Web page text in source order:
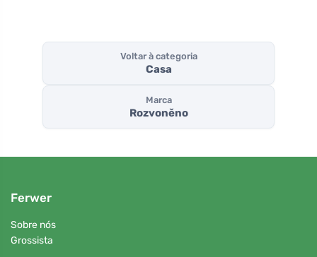
Voltar à categoria
Casa
Marca
Rozvoněno
Ferwer
Sobre nós
Grossista